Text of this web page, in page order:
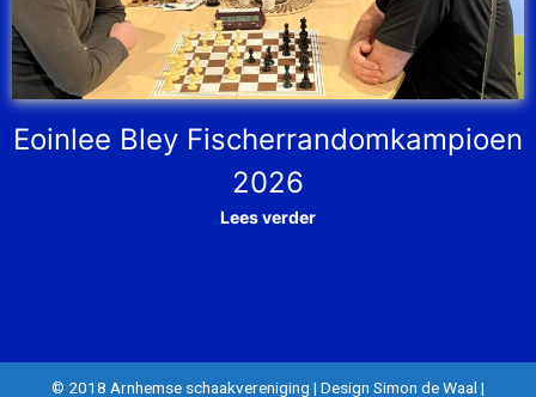
Eoinlee Bley Fischerrandomkampioen
2026
Lees verder
© 2018 Arnhemse schaakvereniging | Design Simon de Waal |